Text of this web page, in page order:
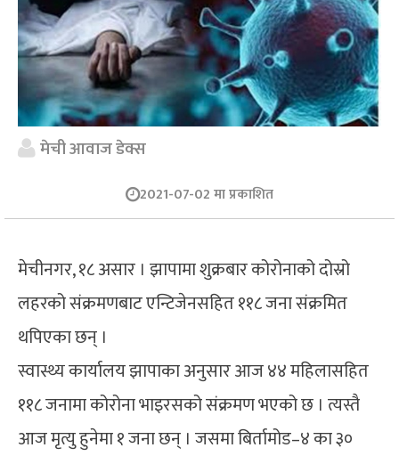
मेची आवाज डेक्स
2021-07-02 मा प्रकाशित
मेचीनगर, १८ असार । झापामा शुक्रबार कोरोनाको दोस्रो
लहरको संक्रमणबाट एन्टिजेनसहित ११८ जना संक्रमित
थपिएका छन् ।
स्वास्थ्य कार्यालय झापाका अनुसार आज ४४ महिलासहित
११८ जनामा कोरोना भाइरसको संक्रमण भएको छ । त्यस्तै
आज मृत्यु हुनेमा १ जना छन् । जसमा बिर्तामोड–४ का ३०